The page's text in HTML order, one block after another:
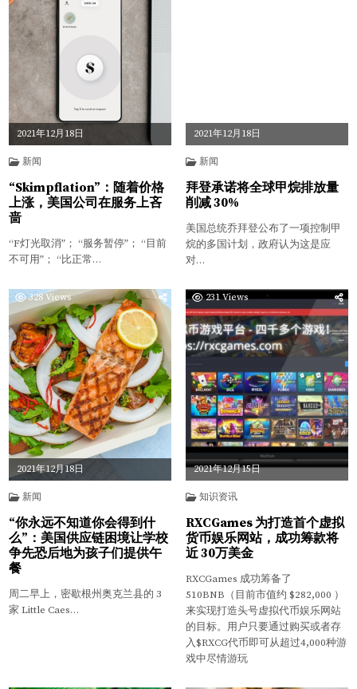
2021年12月18日
新闻
“Skimpflation”：随着价格
上涨，美国公司在服务上吝
啬
“F灯光取消”； “服务暂停”； “目前
不可用”； “比正常…
2021年12月18日
新闻
拜登承诺将全球甲烷排放量
削减 30%
美国总统乔拜登公布了一项控制甲
烷的多国计划，政府认为这是应
对…
328Views
2021年12月18日
新闻
“你永远不知道你会得到什
么”：美国供应链困境让学校
争先恐后地为孩子们提供午
餐
周二早上，密歇根州奥克兰县的 3
家 Little Caes…
231Views
2021年12月15日
知识资讯
RXCGames 为打造首个虚拟
货币娱乐网站，成功筹款将
近 30万美金
RXCGames 成功筹备了
510BNB（目前市值约 $282,000 ）
来实现打造头号虚拟代币娱乐网站
的目标。用户只要通过购买或者存
入$RXCG代币即可从超过4,000种游
戏中尽情游玩